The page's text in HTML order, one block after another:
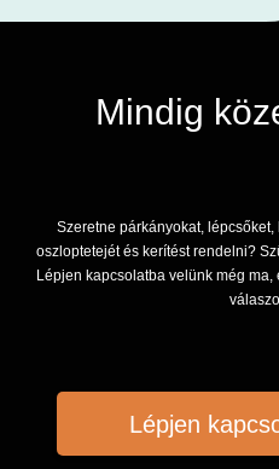
Mindig
Szeretne párkányokat,
oszloptetejét és kerítést rendelni?
Lépjen kapcsolatba velünk még
Lépjen